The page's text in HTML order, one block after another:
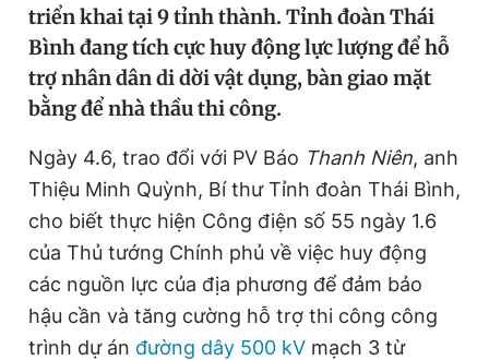
Video Magazine
Sản phẩm khác
Tiện ích Bạn cần biết
Thông tin tòa soạn Liên hệ quảng cáo
triển khai tại 9 tỉnh thành. Tỉnh đoàn Thái
Bình đang tích cực huy động lực lượng để hỗ
trợ nhân dân di dời vật dụng, bàn giao mặt
bằng để nhà thầu thi công.
Ngày 4.6, trao đổi với PV Báo Thanh Niên, anh
Thiệu Minh Quỳnh, Bí thư Tỉnh đoàn Thái Bình,
cho biết thực hiện Công điện số 55 ngày 1.6
của Thủ tướng Chính phủ về việc huy động
các nguồn lực của địa phương để đảm bảo
hậu cần và tăng cường hỗ trợ thi công công
trình dự án đường dây 500 kV mạch 3 từ